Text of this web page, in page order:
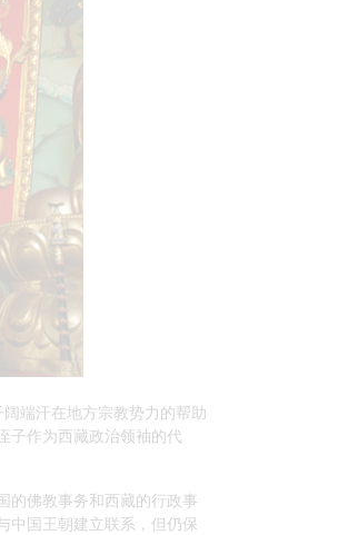
端汗在地方宗教势力的帮助
子作为西藏政治领袖的代
的佛教事务和西藏的行政事
中国王朝建立联系，但仍保